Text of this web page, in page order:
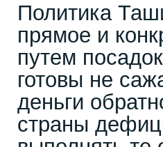
Политика
прямое и
путем
готовы не
деньги
страны